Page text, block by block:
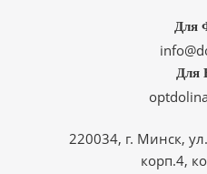
Для
Для
220034, г. Минск,
корп.4,